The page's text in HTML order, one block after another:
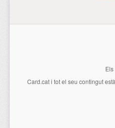
Card.cati tot el seu contingut